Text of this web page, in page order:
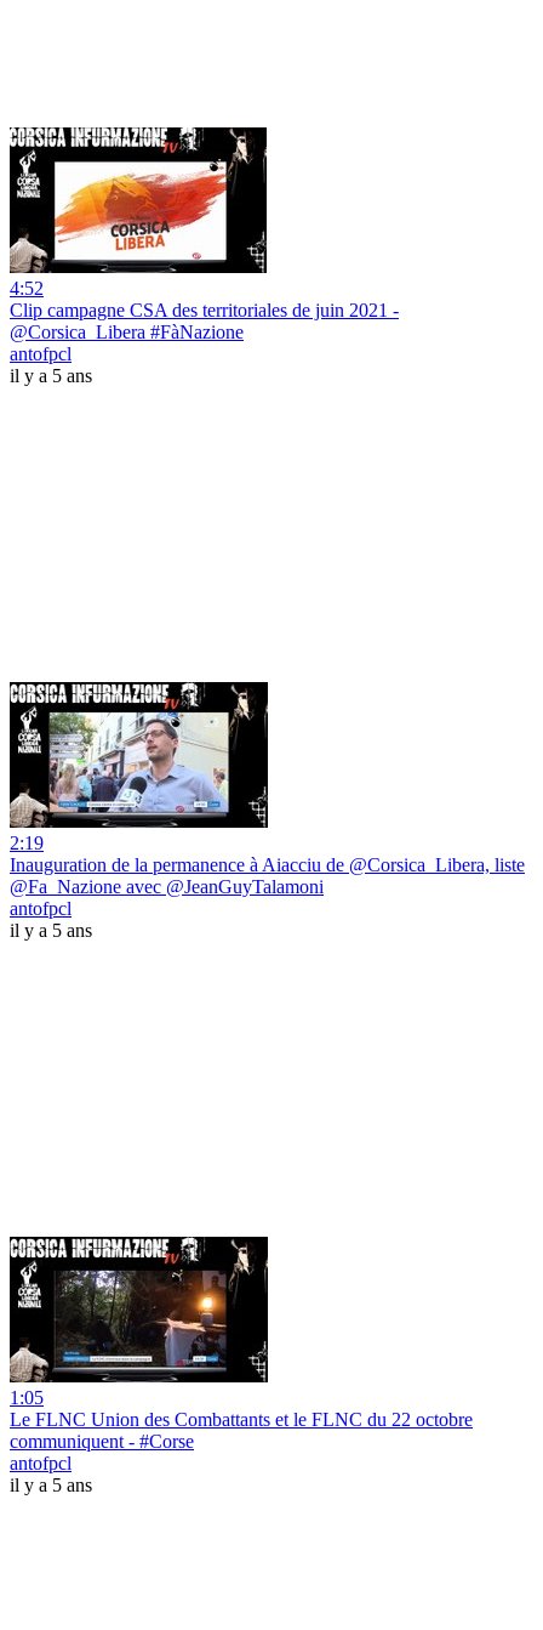
4:52
Clip campagne CSA des territoriales de juin 2021 -
@Corsica_Libera #FàNazione
antofpcl
il y a 5 ans
2:19
Inauguration de la permanence à Aiacciu de @Corsica_Libera, liste
@Fa_Nazione avec @JeanGuyTalamoni
antofpcl
il y a 5 ans
1:05
Le FLNC Union des Combattants et le FLNC du 22 octobre
communiquent - #Corse
antofpcl
il y a 5 ans